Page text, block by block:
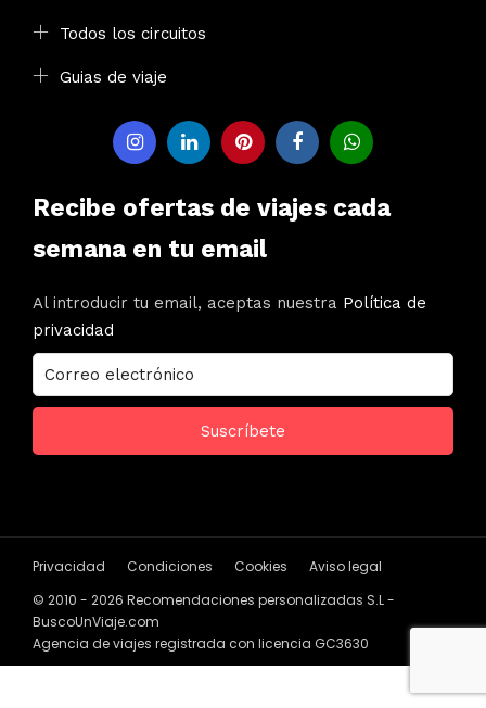
Todos los circuitos
Guias de viaje
Recibe ofertas de viajes cada
semana en tu email
Al introducir tu email, aceptas nuestra Política de
privacidad
Privacidad Condiciones Cookies
Aviso legal
© 2010 - 2026 Recomendaciones personalizadas S.L -
BuscoUnViaje.com
Agencia de viajes registrada con licencia GC3630